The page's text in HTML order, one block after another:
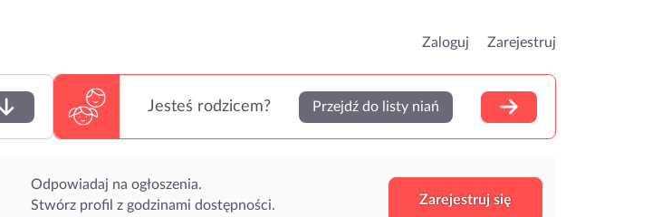
Zaloguj Zarejestruj
Jesteś rodzicem? Przejdź do listy niań
Odpowiadaj na ogłoszenia.
Stwórz profil z godzinami dostępności.
Zarejestruj się